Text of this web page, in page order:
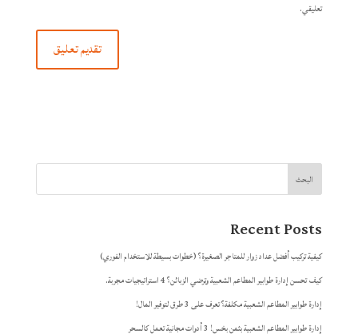
تعليقي.
البحث
Recent Posts
كيفية تركيب أفضل عداد زوار للمتاجر الصغيرة؟ (خطوات بسيطة للاستخدام الفوري)
كيف تحسن إدارة طوابير المطاعم الشعبية وترضي الزبائن؟ 4 استراتيجيات مجربة.
إدارة طوابير المطاعم الشعبية مكلفة؟ تعرف على 3 طرق لتوفير المال!
إدارة طوابير المطاعم الشعبية بثمن بخس! 3 أدوات مجانية تعمل كالسحر